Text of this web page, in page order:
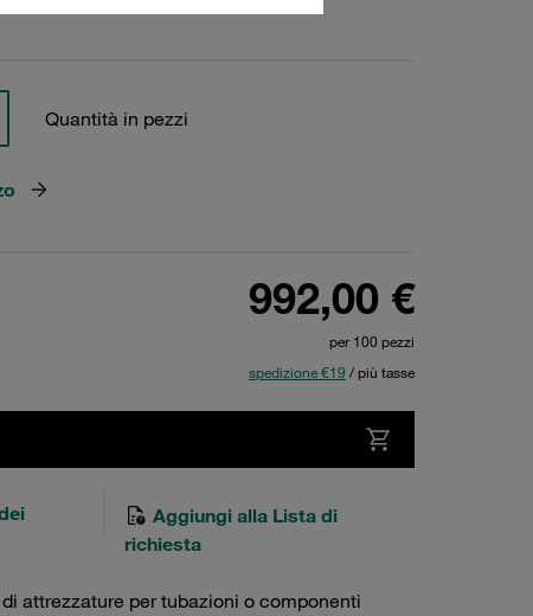
Quantità in pezzi
992,00 €
per 100 pezzi
spedizione €19 / più tasse
Aggiungi alla Lista di
richiesta
attrezzature per tubazioni o componenti